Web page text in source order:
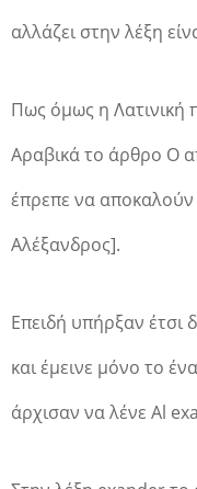
αλλάζει στην λέξη
Πως όμως η Λατινική
Αραβικά το άρθρο Ο
έπρεπε να
Αλέξανδρος].
Επειδή υπήρξαν
και έμεινε μόνο το
άρχισαν να λένε Al